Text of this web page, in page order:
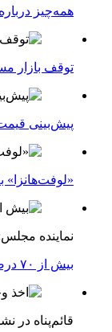
همه‌چیز درباره
توقف بازار
پیش‌بینی قیمت
«لوفت‌هانزا»
نماینده
بیش از ۷۰ درصد درآمد خانوار صرف اجاره خانه می‌شود
قائم‌پناه